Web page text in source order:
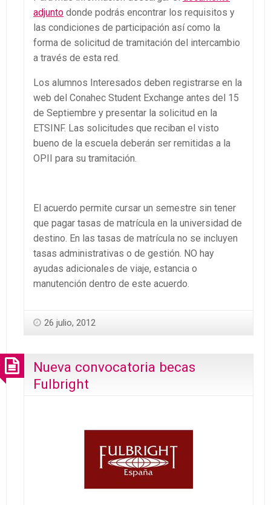
adjunto donde podrás encontrar los requisitos y
las condiciones de participación así como la
forma de solicitud de tramitación del intercambio
a través de esta red.
Los alumnos Interesados deben registrarse en la
web del Conahec Student Exchange antes del 15
de Septiembre y presentar la solicitud en la
ETSINF. Las solicitudes que reciban el visto
bueno de la escuela deberán ser remitidas a la
OPII para su tramitación.
El acuerdo permite cursar un semestre sin tener
que pagar tasas de matrícula en la universidad de
destino. En las tasas de matrícula no se incluyen
tasas administrativas o de gestión. NO hay
ayudas adicionales de viaje, estancia o
manutención dentro de este acuerdo.
26 julio, 2012
Nueva convocatoria becas
Fulbright